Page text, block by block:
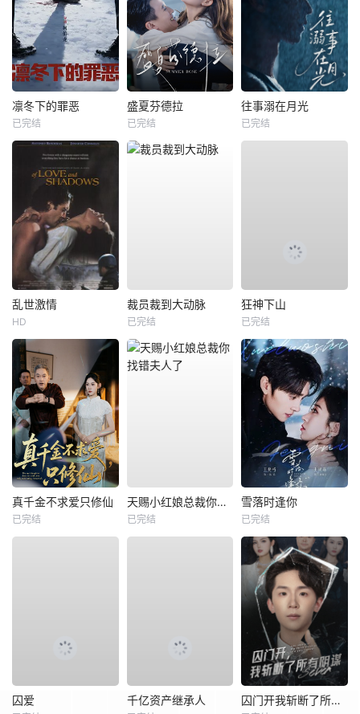
凛冬下的罪恶
已完结
盛夏芬德拉
已完结
往事溺在月光
已完结
乱世激情
HD
裁员裁到大动脉
已完结
狂神下山
已完结
真千金不求爱只修仙
已完结
天赐小红娘总裁你找错夫人了
已完结
雪落时逢你
已完结
囚爱 千亿资产继承人 囚门开我斩断了所有阴谋